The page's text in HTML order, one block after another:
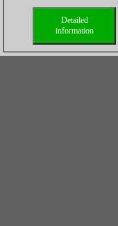
Detailed
information